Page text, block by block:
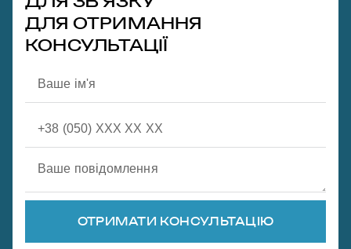
ДЛЯ ОТРИМАННЯ
КОНСУЛЬТАЦІЇ
ОТРИМАТИ КОНСУЛЬТАЦІЮ